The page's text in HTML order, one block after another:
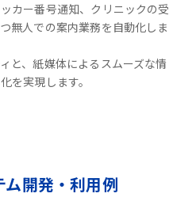
カー番号通知、クリニックの受
無人での案内業務を自動化しま
と、紙媒体によるスムーズな情
を実現します。
開発・利用例